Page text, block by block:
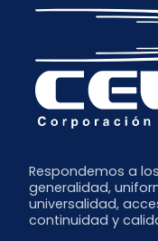
Respondemos a
generalidad,
universalidad,
continuidad y